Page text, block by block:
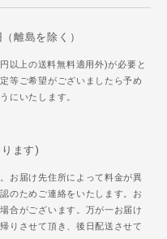
離島を除く）
以上の送料無料適用外)が必要と
等ご希望がございましたら予め
にいたします。
ます)
お届け先住所によって料金が異
のためご連絡をいたします。お
合がございます。万が一お届け
りさせて頂き、後日配送させて